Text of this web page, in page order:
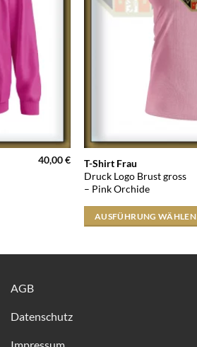
40,00€
T-Shirt Frau
Druck Logo Brust gross
– Pink Orchide
AUSFÜHRUNG WÄHLEN
Dieses
Produkt
weist
mehrere
Varianten
AGB
Datenschutz